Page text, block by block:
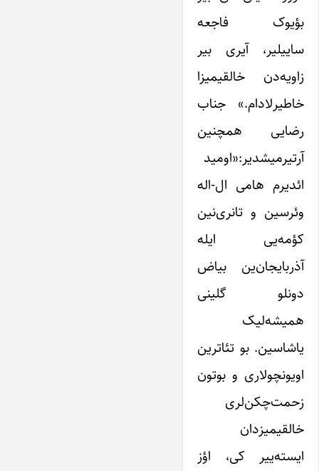
بؤیوک فاجعه
ساییلیر، آیری بیر
زاویه‌دن خالقیمیزا
خاطیرلادام.» جناب
رضایی همچنین
آرتیرمیشدیر:«اومید
ائدیرم هامی ال‌-‌اله
وئرسین و تانری‌نین
کؤمه‌یی ایله
آذربایجان‌ین بیاض
دونلو گلینی
همیشه‌لیک
یاشاسین. بو تئاترین
اویونچولاری و بوتون
زحمت‌چکن‌لری
خالقیمیزدان
ایسته‌ییر کی، اؤز